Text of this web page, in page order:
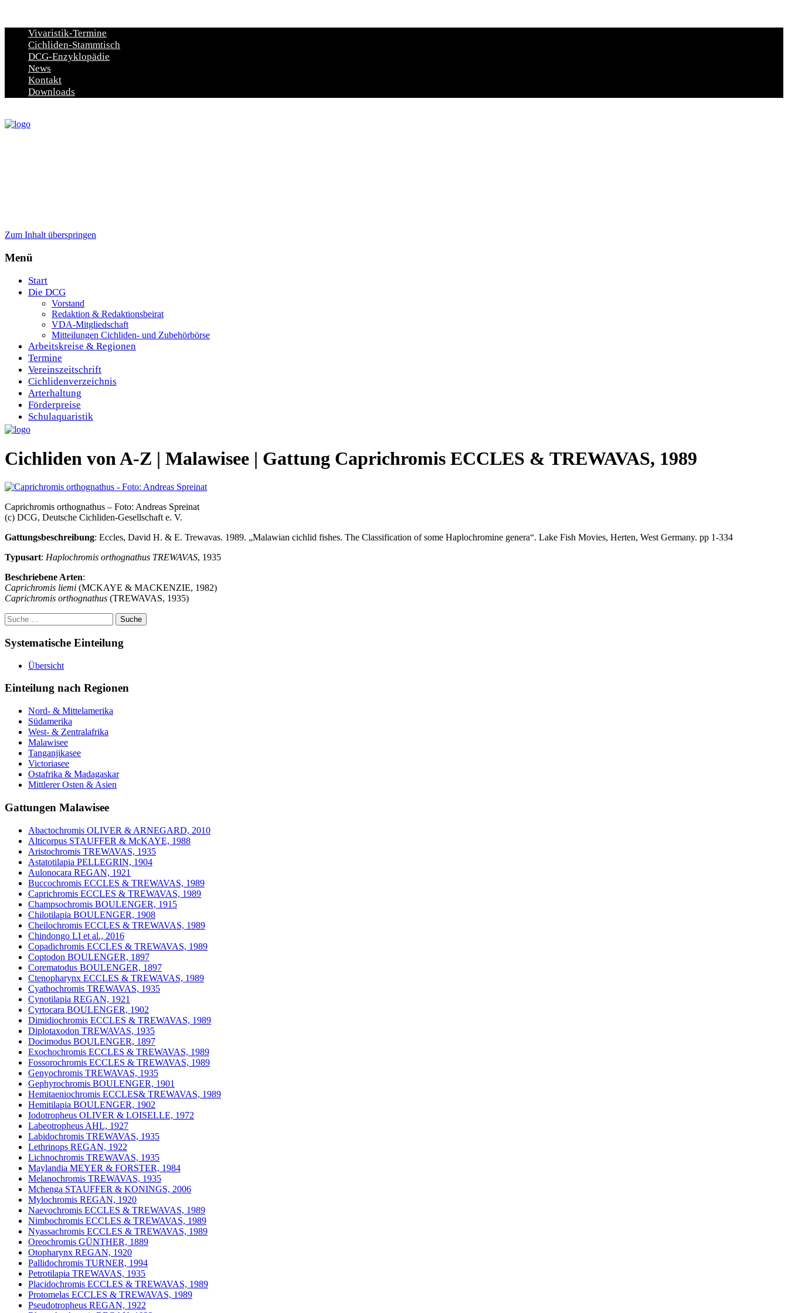
Vivaristik-Termine
Cichliden-Stammtisch
DCG-Enzyklopädie
News
Kontakt
Downloads
Zum Inhalt überspringen
Menü
Start
Die DCG
Vorstand
Redaktion & Redaktionsbeirat
VDA-Mitgliedschaft
Mitteilungen Cichliden- und Zubehörbörse
Arbeitskreise & Regionen
Termine
Vereinszeitschrift
Cichlidenverzeichnis
Arterhaltung
Förderpreise
Schulaquaristik
Cichliden von A-Z | Malawisee | Gattung Caprichromis ECCLES & TREWAVAS, 1989
Caprichromis orthognathus – Foto: Andreas Spreinat
(c) DCG, Deutsche Cichliden-Gesellschaft e. V.
Gattungsbeschreibung: Eccles, David H. & E. Trewavas. 1989. „Malawian cichlid fishes. The Classification of some Haplochromine genera“. Lake Fish Movies, Herten, West Germany. pp 1-334
Typusart: Haplochromis orthognathus TREWAVAS, 1935
Beschriebene Arten:
Caprichromis liemi (MCKAYE & MACKENZIE, 1982)
Caprichromis orthognathus (TREWAVAS, 1935)
Suche
nach:
Systematische Einteilung
Übersicht
Einteilung nach Regionen
Nord- & Mittelamerika
Südamerika
West- & Zentralafrika
Malawisee
Tanganjikasee
Victoriasee
Ostafrika & Madagaskar
Mittlerer Osten & Asien
Gattungen Malawisee
Abactochromis OLIVER & ARNEGARD, 2010
Alticorpus STAUFFER & McKAYE, 1988
Aristochromis TREWAVAS, 1935
Astatotilapia PELLEGRIN, 1904
Aulonocara REGAN, 1921
Buccochromis ECCLES & TREWAVAS, 1989
Caprichromis ECCLES & TREWAVAS, 1989
Champsochromis BOULENGER, 1915
Chilotilapia BOULENGER, 1908
Cheilochromis ECCLES & TREWAVAS, 1989
Chindongo LI et al., 2016
Copadichromis ECCLES & TREWAVAS, 1989
Coptodon BOULENGER, 1897
Corematodus BOULENGER, 1897
Ctenopharynx ECCLES & TREWAVAS, 1989
Cyathochromis TREWAVAS, 1935
Cynotilapia REGAN, 1921
Cyrtocara BOULENGER, 1902
Dimidiochromis ECCLES & TREWAVAS, 1989
Diplotaxodon TREWAVAS, 1935
Docimodus BOULENGER, 1897
Exochochromis ECCLES & TREWAVAS, 1989
Fossorochromis ECCLES & TREWAVAS, 1989
Genyochromis TREWAVAS, 1935
Gephyrochromis BOULENGER, 1901
Hemitaeniochromis ECCLES& TREWAVAS, 1989
Hemitilapia BOULENGER, 1902
Iodotropheus OLIVER & LOISELLE, 1972
Labeotropheus AHL, 1927
Labidochromis TREWAVAS, 1935
Lethrinops REGAN, 1922
Lichnochromis TREWAVAS, 1935
Maylandia MEYER & FORSTER, 1984
Melanochromis TREWAVAS, 1935
Mchenga STAUFFER & KONINGS, 2006
Mylochromis REGAN, 1920
Naevochromis ECCLES & TREWAVAS, 1989
Nimbochromis ECCLES & TREWAVAS, 1989
Nyassachromis ECCLES & TREWAVAS, 1989
Oreochromis GÜNTHER, 1889
Otopharynx REGAN, 1920
Pallidochromis TURNER, 1994
Petrotilapia TREWAVAS, 1935
Placidochromis ECCLES & TREWAVAS, 1989
Protomelas ECCLES & TREWAVAS, 1989
Pseudotropheus REGAN, 1922